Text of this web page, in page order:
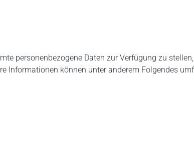
personenbezogene Daten zur Verfügung zu
Informationen können unter anderem Folgendes